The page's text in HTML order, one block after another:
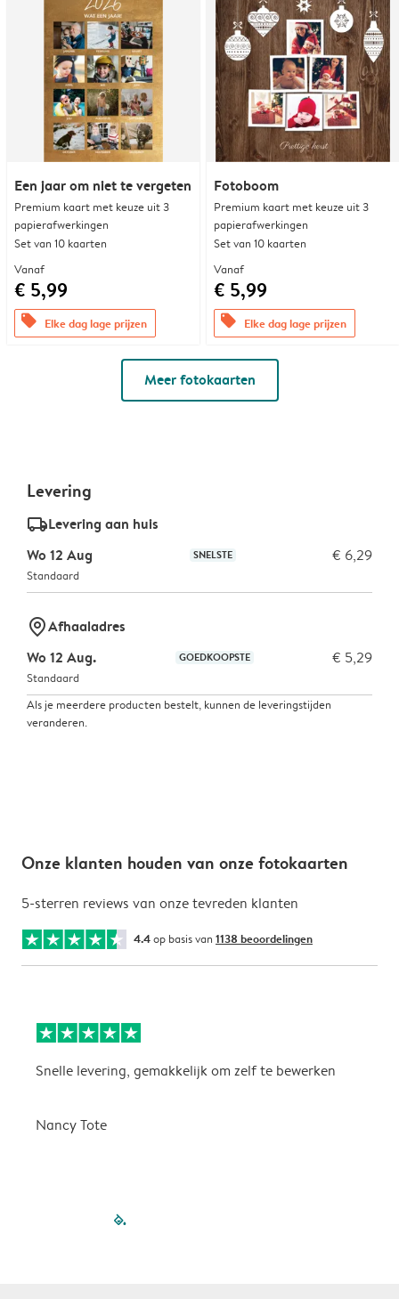
Een jaar om niet te vergeten
Premium kaart met keuze uit 3
papierafwerkingen
Set van 10 kaarten
Vanaf
€ 5,99
offers Elke dag lage prijzen
Fotoboom
Premium kaart met keuze uit 3
papierafwerkingen
Set van 10 kaarten
Vanaf
€ 5,99
offers Elke dag lage prijzen
Meer fotokaarten
Levering
delivery_standard_v2Levering aan huis
Wo 12 Aug
SNELSTE € 6,29
Standaard
marker-pinAfhaaladres
Wo 12 Aug.
GOEDKOOPSTE € 5,29
Standaard
Als je meerdere producten bestelt, kunnen de leveringstijden
veranderen.
Onze klanten houden van onze fotokaarten
5-sterren reviews van onze tevreden klanten
4.4op basis van 1138 beoordelingen
Snelle levering, gemakkelijk om zelf te bewerken
Nancy Tote
filled-pagination